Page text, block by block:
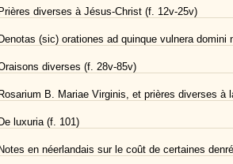
Prières diverses à Jésus-Christ (f. 12v-25v)
Denotas (sic) orationes ad quinque vulnera domini
diverses (f. 28v-85v)
Rosarium B. Mariae Virginis, et prières diverses à
De luxuria (f. 101)
Notes en néerlandais sur le coût de certaines